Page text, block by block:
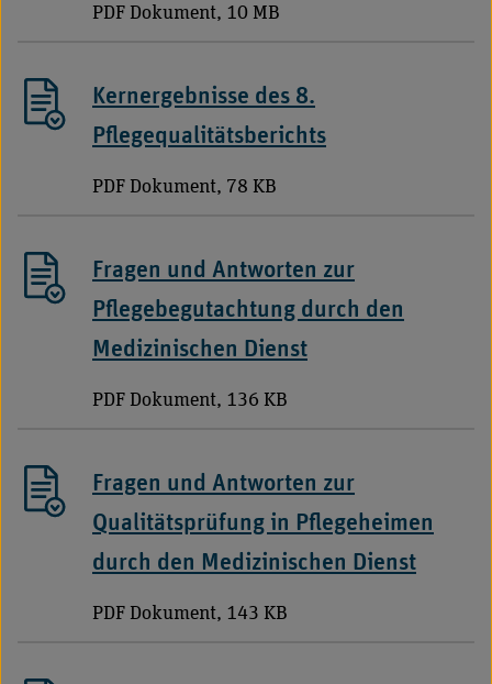
PDF Dokument, 10 MB
Kernergebnisse des 8.
Pflegequalitätsberichts
PDF Dokument, 78 KB
Fragen und Antworten zur
Pflegebegutachtung durch den
Medizinischen Dienst
PDF Dokument, 136 KB
Fragen und Antworten zur
Qualitätsprüfung in Pflegeheimen
durch den Medizinischen Dienst
PDF Dokument, 143 KB